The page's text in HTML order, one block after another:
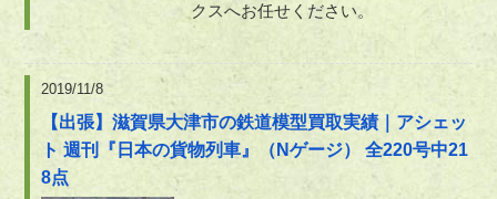
クスへお任せください。
2019/11/8
【出張】滋賀県大津市の鉄道模型買取実績｜アシェッ
ト 週刊『日本の貨物列車』（Nゲージ） 全220号中21
8点